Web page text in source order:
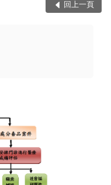
回上一頁